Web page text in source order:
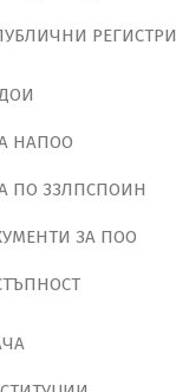
РЕГИСТРИ
НАПОО
ПО ЗЗЛПСПОИН
ЗА ПОО